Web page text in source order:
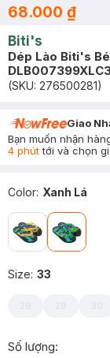
68.000 ₫
Biti's
Dép Lào Biti's
(SKU: 276500281)
Giao
Bạn muốn nhận
4 phúttới và chọn
Color: Xanh Lá
Size: 33
28 29 30
Số lượng: